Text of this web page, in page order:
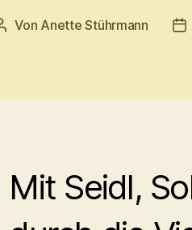
Beitragsautor
Von Anette Stührmann
Mit Seidl,